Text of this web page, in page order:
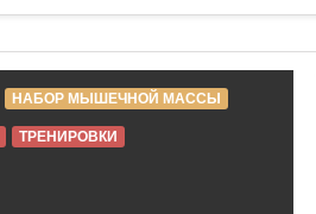
НАБОР МЫШЕЧНОЙ МАССЫ
ТРЕНИРОВКИ